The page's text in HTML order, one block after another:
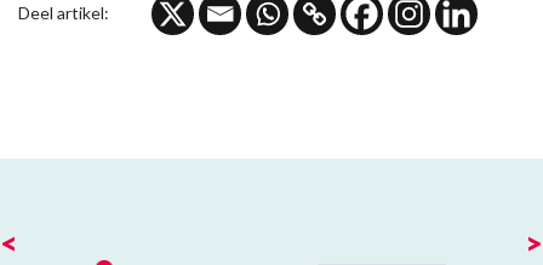
Deel artikel:
< >